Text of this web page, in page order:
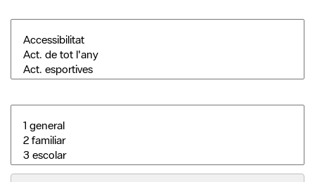
Cerca